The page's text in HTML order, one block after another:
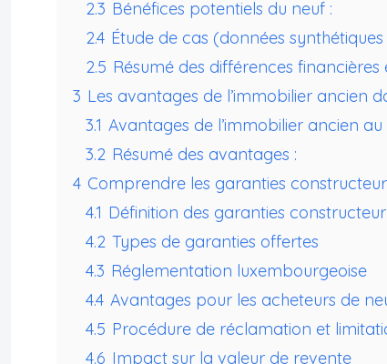
2.3 Bénéfices potentiels du neuf :
2.4 Étude de cas (données synthétiques
2.5 Résumé des différences financières
3 Les avantages de l’immobilier ancien
3.1 Avantages de l’immobilier ancien
3.2 Résumé des avantages :
4 Comprendre les garanties
4.1 Définition des garanties constructeur
4.2 Types de garanties offertes
4.3 Réglementation luxembourgeoise
4.4 Avantages pour les acheteurs de
4.5 Procédure de réclamation et
4.6 Impact sur la valeur de revente